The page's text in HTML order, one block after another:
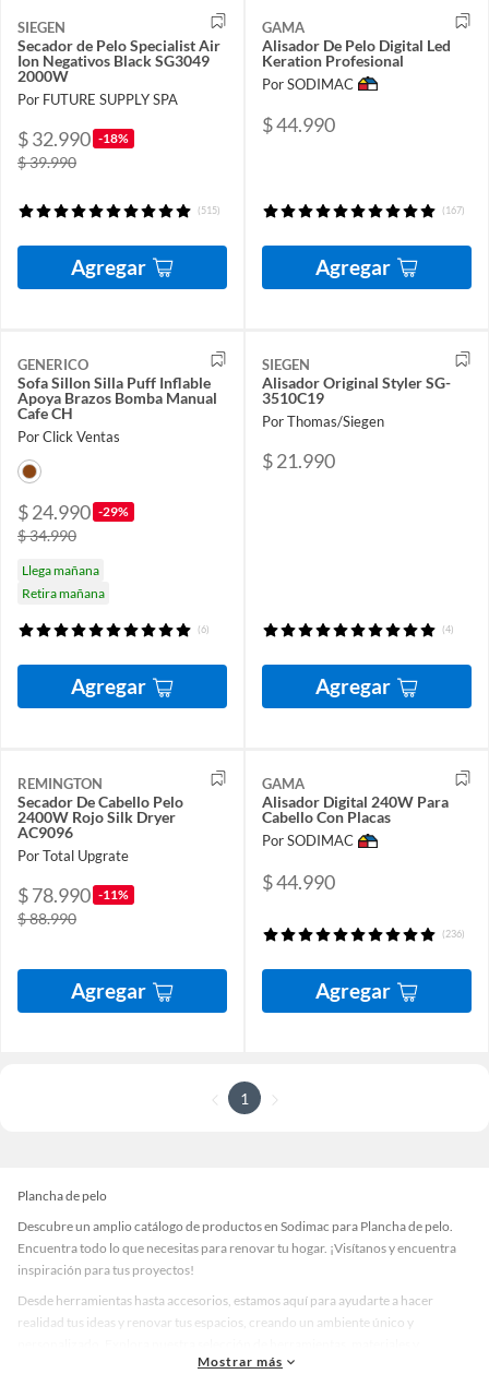
SIEGEN
Secador de Pelo Specialist Air
Ion Negativos Black SG3049
2000W
Por FUTURE SUPPLY SPA
$ 32.990 -18%
$ 39.990
(515)
Agregar
GAMA
Alisador De Pelo Digital Led
Keration Profesional
Por SODIMAC
$ 44.990
(167)
Agregar
GENERICO
Sofa Sillon Silla Puff Inflable
Apoya Brazos Bomba Manual
Cafe CH
Por Click Ventas
$ 24.990 -29%
$ 34.990
Llega mañana
Retira mañana
(6)
Agregar
SIEGEN
Alisador Original Styler SG-
3510C19
Por Thomas/Siegen
$ 21.990
(4)
Agregar
REMINGTON
Secador De Cabello Pelo
2400W Rojo Silk Dryer
AC9096
Por Total Upgrate
$ 78.990 -11%
$ 88.990
Agregar
GAMA
Alisador Digital 240W Para
Cabello Con Placas
Por SODIMAC
$ 44.990
(236)
Agregar
1
Plancha de pelo
Descubre un amplio catálogo de productos en Sodimac para Plancha de pelo.
Encuentra todo lo que necesitas para renovar tu hogar. ¡Visítanos y encuentra
inspiración para tus proyectos!
Desde herramientas hasta accesorios, estamos aquí para ayudarte a hacer
realidad tus ideas y renovar tus espacios, creando un ambiente único y
accesorios de calidad que te ayudarán a crear un espacio más tú.
Mostrar más